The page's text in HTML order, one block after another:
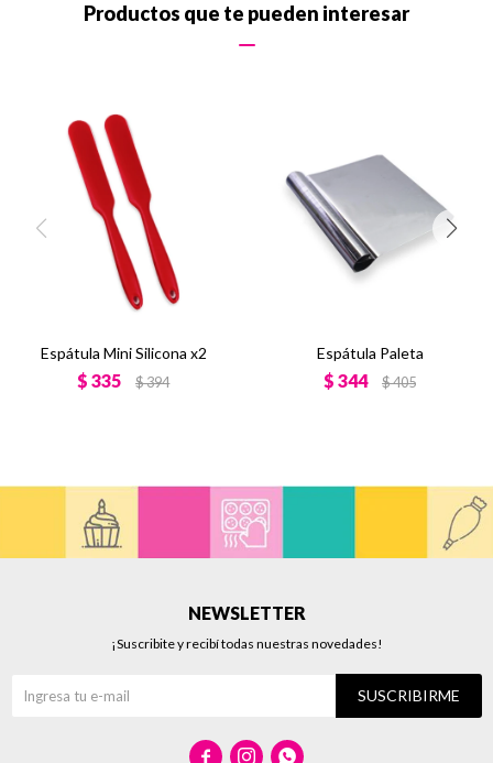
Productos que te pueden interesar
Espátula Mini Silicona x2
$ 335 $394
Espátula Paleta
$ 344 $405
NEWSLETTER
¡Suscribite y recibí todas nuestras novedades!
SUSCRIBIRME
  